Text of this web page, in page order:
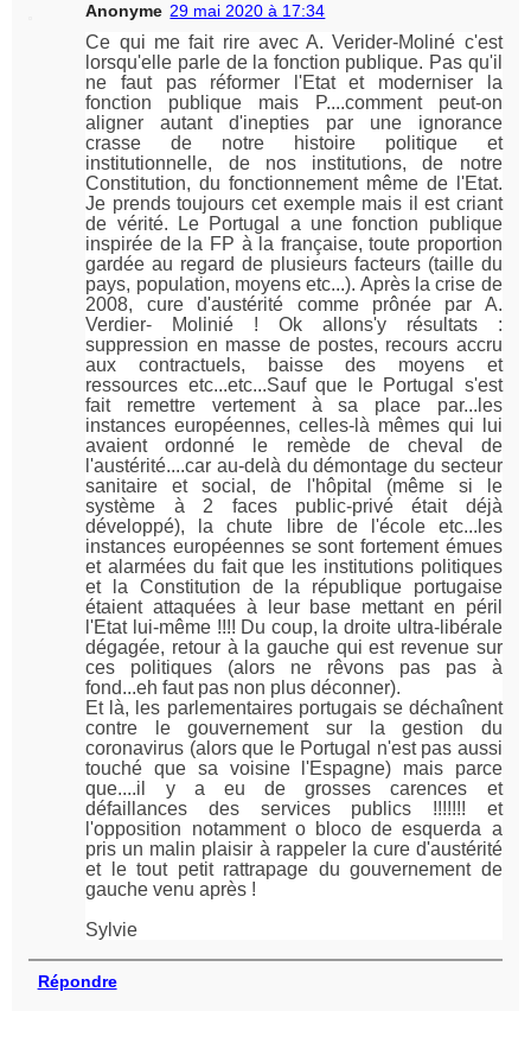
Anonyme 29 mai 2020 à 17:34
Ce qui me fait rire avec A. Verider-Moliné c'est
lorsqu'elle parle de la fonction publique. Pas qu'il
ne faut pas réformer l'Etat et moderniser la
fonction publique mais P....comment peut-on
aligner autant d'inepties par une ignorance
crasse de notre histoire politique et
institutionnelle, de nos institutions, de notre
Constitution, du fonctionnement même de l'Etat.
Je prends toujours cet exemple mais il est criant
de vérité. Le Portugal a une fonction publique
inspirée de la FP à la française, toute proportion
gardée au regard de plusieurs facteurs (taille du
pays, population, moyens etc...). Après la crise de
2008, cure d'austérité comme prônée par A.
Verdier- Molinié ! Ok allons'y résultats :
suppression en masse de postes, recours accru
aux contractuels, baisse des moyens et
ressources etc...etc...Sauf que le Portugal s'est
fait remettre vertement à sa place par...les
instances européennes, celles-là mêmes qui lui
avaient ordonné le remède de cheval de
l'austérité....car au-delà du démontage du secteur
sanitaire et social, de l'hôpital (même si le
système à 2 faces public-privé était déjà
développé), la chute libre de l'école etc...les
instances européennes se sont fortement émues
et alarmées du fait que les institutions politiques
et la Constitution de la république portugaise
étaient attaquées à leur base mettant en péril
l'Etat lui-même !!!! Du coup, la droite ultra-libérale
dégagée, retour à la gauche qui est revenue sur
ces politiques (alors ne rêvons pas pas à
fond...eh faut pas non plus déconner).
Et là, les parlementaires portugais se déchaînent
contre le gouvernement sur la gestion du
coronavirus (alors que le Portugal n'est pas aussi
touché que sa voisine l'Espagne) mais parce
que....il y a eu de grosses carences et
défaillances des services publics !!!!!!! et
l'opposition notamment o bloco de esquerda a
pris un malin plaisir à rappeler la cure d'austérité
et le tout petit rattrapage du gouvernement de
gauche venu après !
Sylvie
Répondre